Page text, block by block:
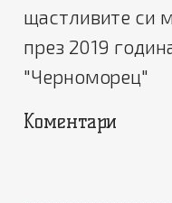
щастливите си
през 2019
"Черноморец"
Коментари